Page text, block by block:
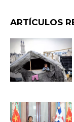
c
e
b
o
o
k
p
p
ARTÍCULOS